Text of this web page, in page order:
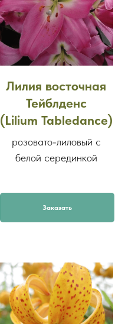
Лилия восточная
Тейблденс
(Lilium Tabledance)
розовато-лиловый с
белой серединкой
Заказать